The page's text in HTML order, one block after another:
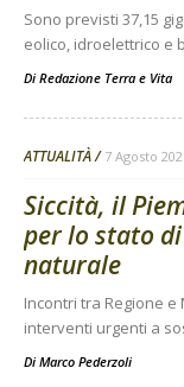
Sono previsti 37,15
eolico, idroelettrico e
Di Redazione Terra e Vita
ATTUALITÀ 7 Agosto
Siccità, il
per lo stato
naturale
Incontri tra Regione
interventi urgenti a
Di Marco Pederzoli